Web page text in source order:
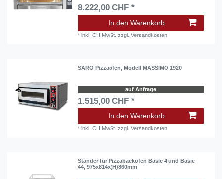
8.222,00 CHF *
In den Warenkorb
*inkl. CH MwSt. zzgl.Versandkosten
SARO Pizzaofen, Modell MASSIMO 1920
auf Anfrage
1.515,00 CHF *
In den Warenkorb
*inkl. CH MwSt. zzgl.Versandkosten
Ständer für Pizzabacköfen Basic 4 und Basic
44, 975x814x(H)860mm